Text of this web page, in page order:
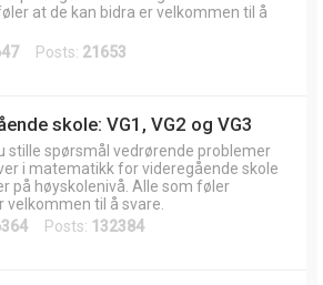
at de kan bidra er velkommen til å
Posts: 21653
skole: VG1, VG2 og VG3
stille spørsmål vedrørende problemer
i matematikk for videregående skole
på høyskolenivå. Alle som føler
velkommen til å svare.
Posts: 132384